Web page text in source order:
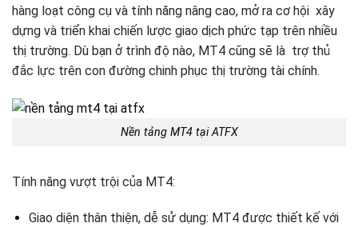
hàng loạt công cụ và tính năng nâng cao, mở ra cơ hội xây
dựng và triển khai chiến lược giao dịch phức tạp trên nhiều
thị trường. Dù bạn ở trình độ nào, MT4 cũng sẽ là trợ thủ
đắc lực trên con đường chinh phục thị trường tài chính.
Nền tảng MT4 tại ATFX
Tính năng vượt trội của MT4:
Giao diện thân thiện, dễ sử dụng: MT4 được thiết kế với